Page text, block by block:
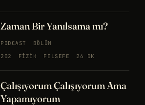
Zaman Bir Yanılsama mı?
PODCAST
BÖLÜM
202
FIZIK FELSEFE 26 DK
Çalışıyorum Çalışıyorum Ama
Yapamıyorum